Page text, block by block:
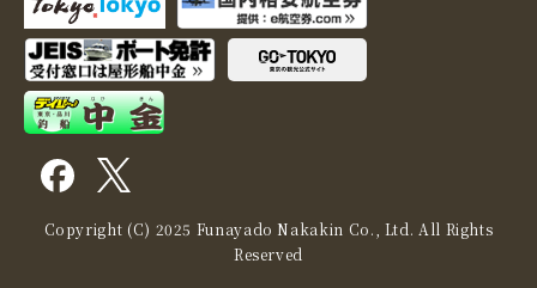
Copyright (C) 2025 Funayado Nakakin Co., Ltd. All Rights
Reserved